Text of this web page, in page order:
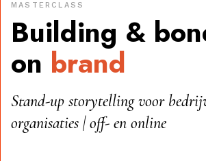
MASTERCLASS
Building &
on brand
Stand-up storytelling voor
organisaties | off- en online